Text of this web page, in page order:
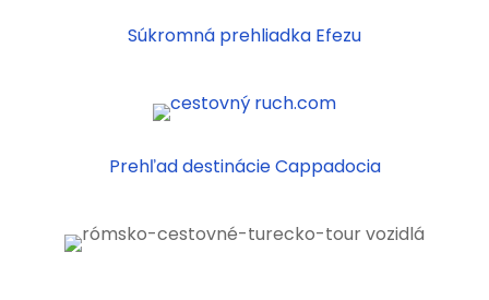
Súkromná prehliadka Efezu
Prehľad destinácie Cappadocia